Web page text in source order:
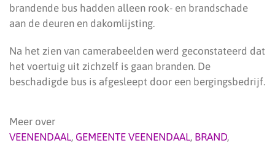
brandende bus hadden alleen rook- en brandschade
aan de deuren en dakomlijsting.
Na het zien van camerabeelden werd geconstateerd dat
het voertuig uit zichzelf is gaan branden. De
beschadigde bus is afgesleept door een bergingsbedrijf.
Meer over
VEENENDAAL, GEMEENTE VEENENDAAL, BRAND,